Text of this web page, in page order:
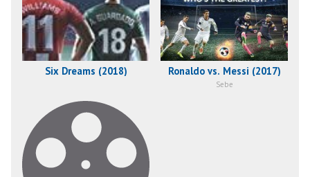
Six Dreams (2018) Ronaldo vs. Messi (2017)
Sebe